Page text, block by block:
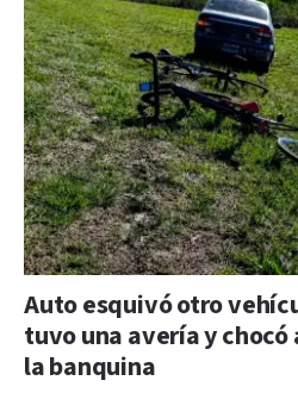
Auto esquivó otro
tuvo una avería y
la banquina